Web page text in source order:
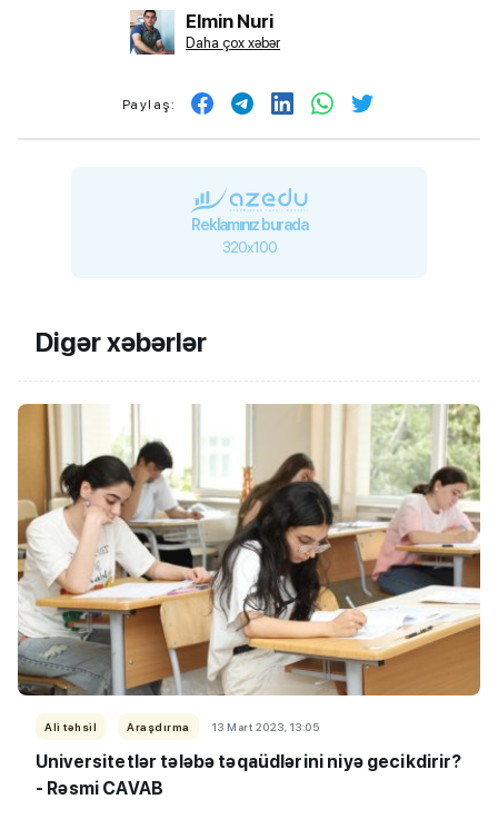
Elmin Nuri
Daha çox xəbər
Paylaş:
Reklamınız burada
320x100
Digər xəbərlər
Ali təhsil Araşdırma 13 Mart 2023, 13:05
Universitetlər tələbə təqaüdlərini niyə gecikdirir?
- Rəsmi CAVAB